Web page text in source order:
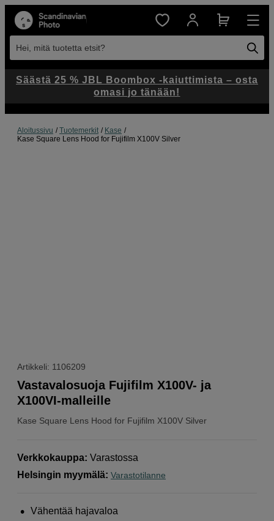
Hei, mitä tuotetta etsit?
Aloitussivu Tuotemerkit
Kase
Kase Square Lens Hood for Fujifilm X100V Silver
Artikkeli: 1106209
Kase Square Lens Hood for Fujifilm X100V Silver
Vastavalosuoja Fujifilm X100V- ja
X100VI-malleille
Verkkokauppa: Varastossa
Helsingin myymälä: Varastotilanne
Vähentää hajavaloa
Säästä 25 % JBL Boombox -kaiuttimista – osta
omasi jo tänään!